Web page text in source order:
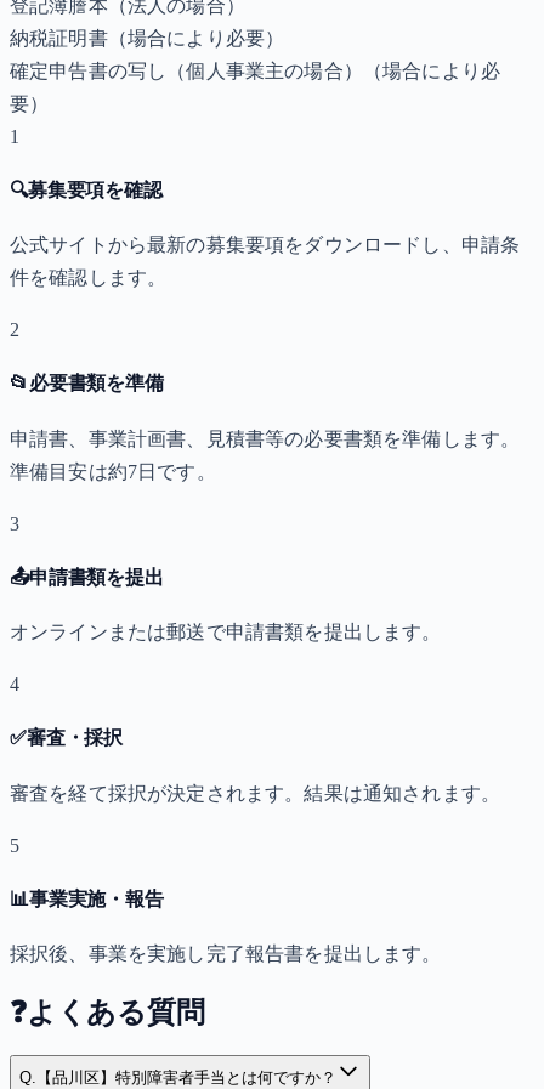
登記簿謄本（法人の場合）
納税証明書（場合により必要）
確定申告書の写し（個人事業主の場合）
（場合により必
要）
1
🔍募集要項を確認
公式サイトから最新の募集要項をダウンロードし、申請条
件を確認します。
2
📂 必要書類を準備
申請書、事業計画書、見積書等の必要書類を準備します。
準備目安は約7日です。
3
📤申請書類を提出
オンラインまたは郵送で申請書類を提出します。
4
✅審査・採択
審査を経て採択が決定されます。結果は通知されます。
5
📊事業実施・報告
採択後、事業を実施し完了報告書を提出します。
❓よくある質問
Q. 【品川区】特別障害者手当とは何ですか？